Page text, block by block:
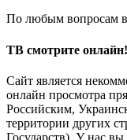
По любым вопросам
ТВ смотрите онлайн!
Сайт является
онлайн просмотра
Российским,
территории других
Государств). У нас